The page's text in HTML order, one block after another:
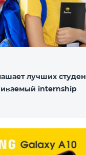
лучших
internship